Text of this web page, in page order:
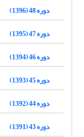
دوره 48 (1396)
دوره 47 (1395)
دوره 46 (1394)
دوره 45 (1393)
دوره 44 (1392)
دوره 43 (1391)